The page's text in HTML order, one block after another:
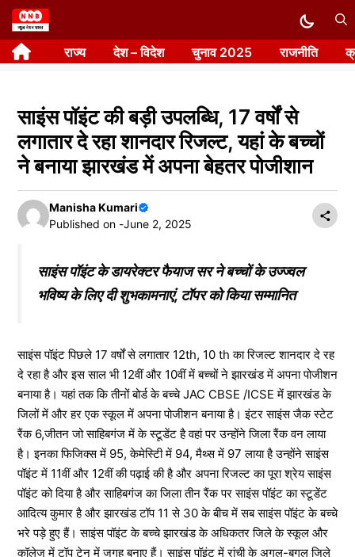
Skip
to
content राज्य देश – विदेश चुनाव 2025 राजनीति
साइंस पॉइंट की बड़ी उपलब्धि, 17 वर्षों से
लगातार दे रहा शानदार रिजल्ट, यहां के बच्चों
ने बनाया झारखंड में अपना बेहतर पोजीशान
Manisha Kumari
Published on -June 2, 2025
साइंस पॉइंट के डायरेक्टर फैयाज सर ने बच्चों के उज्ज्वल
भविष्य के लिए दी शुभकामनाएं, टॉपर को किया सम्मानित
साइंस पॉइंट पिछले 17 वर्षों से लगातार 12th, 10 th का रिजल्ट शानदार दे रह
दे रहा है और इस साल भी 12वीं और 10वीं में बच्चों ने झारखंड में अपना पोजीशन
बनाया है। यहां तक कि तीनों बोर्ड के बच्चे JAC CBSE /ICSE में झारखंड के
जिलों में और हर एक स्कूल में अपना पोजीशन बनाया है। इंटर साइंस जैक स्टेट
रैंक 6,जीतन जो साहिबगंज में के स्टूडेंट है वहां पर उन्होंने जिला रैंक वन लाया
है। इनका फिजिक्स में 95, केमेस्टिी में 94, मैथ्स में 97 लाया है उन्होंने साइंस
पॉइंट में 11वीं और 12वीं की पढ़ाई की है और अपना रिजल्ट का पूरा श्रेय साइंस
पॉइंट को दिया है और साहिबगंज का जिला तीन रैंक पर साइंस पॉइंट का स्टूडेंट
आदित्य कुमार है और झारखंड टॉप 11 से 30 के बीच में सब साइंस पॉइंट के बच्चे
भरे पड़े हुए हैं। साइंस पॉइंट के बच्चे झारखंड के अधिकतर जिले के स्कूल और
कॉलेज में टॉप टेन में जगह बनाए हैं। साइंस पॉइंट में रांची के अगल-बगल जिले